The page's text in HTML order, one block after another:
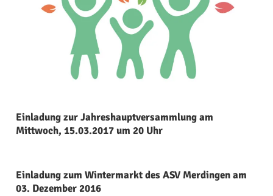
Einladung zur Jahreshauptversammlung am
Mittwoch, 15.03.2017 um 20 Uhr
Einladung zum Wintermarkt des ASV Merdingen am
03. Dezember 2016